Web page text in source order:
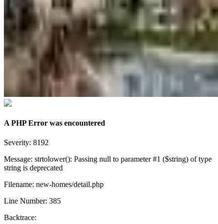
A PHP Error was encountered
Severity: 8192
Message: strtolower(): Passing null to parameter #1 ($string) of type
string is deprecated
Filename: new-homes/detail.php
Line Number: 385
Backtrace: